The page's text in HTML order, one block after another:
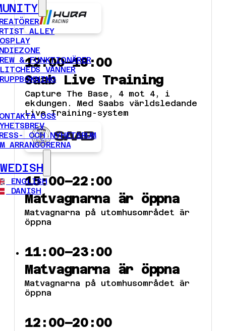
ALLEY
& FUNKTIONÄRER
VÄNNER
OSS
OCH NYHETSRUM
ARRANGÖRERNA
ENGLISH
DANISH
12:00–18:00
Saab Live Training
Capture The Base, 4 mot 4, i
ekdungen. Med Saabs världsledande
Live Training-system
15:00–22:00
Matvagnarna är öppna
Matvagnarna på utomhusområdet är
öppna
11:00–23:00
Matvagnarna är öppna
Matvagnarna på utomhusområdet är
öppna
12:00–20:00